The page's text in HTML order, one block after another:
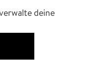
deine